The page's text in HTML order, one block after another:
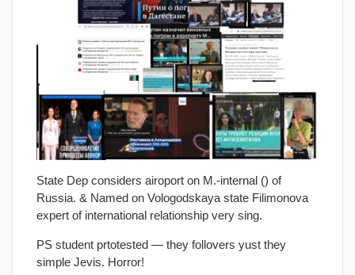
State Dep considers airoport on M.-internal () of
Russia. & Named on Vologodskaya state Filimonova
expert of international relationship very sing.
PS student prtotested — they follovers yust they
simple Jevis. Horror!